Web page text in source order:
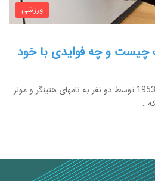
ورزشی
چیست و چه فوایدی با خود
ورزشی های ایزومتریک در سال 1953 توسط دو نفر به نامهای هتینگر و مولر